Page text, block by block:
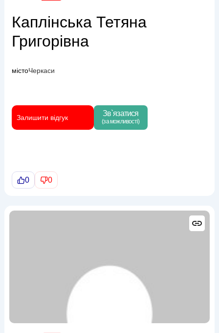
Каплінська Тетяна
Григорівна
містоЧеркаси
Залишити відгук Зв`язатися
(за можливості)
0 0